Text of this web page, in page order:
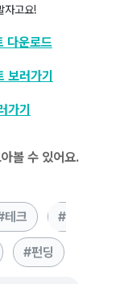
자고요!
다운로드
보러가기
가기
볼 수 있어요.
테크
펀딩